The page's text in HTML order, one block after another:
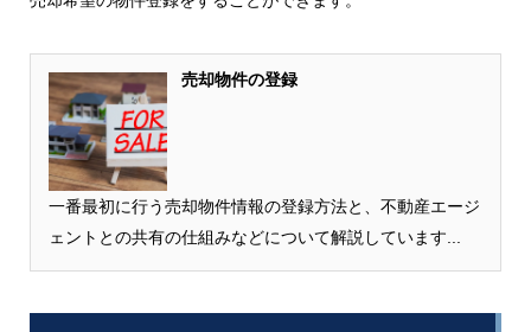
売却物件の登録
一番最初に行う売却物件情報の登録方法と、不動産エージ
ェントとの共有の仕組みなどについて解説しています...